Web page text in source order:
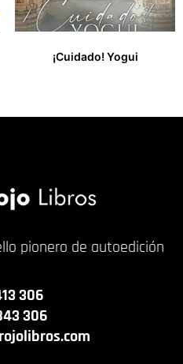
¡Cuidado! Yogui
pionero de autoedición
306
306